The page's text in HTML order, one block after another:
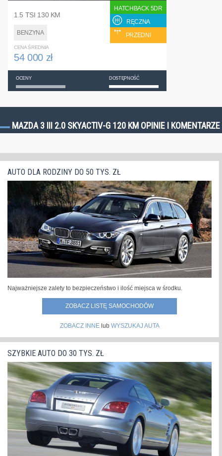
1.5 TSI 130 KM
BENZYNA
HATCHBACK 5DR
RĘCZNA
PRZEDNI
CENA ŚREDNIA
54 000 zł
OCENY DOSTĘPNOŚĆ
MAZDA 3 III 2.0 SKYACTIV-G 120 KM OPINIE I KOMENTARZE
AUTO DLA RODZINY DO 50 TYS. ZŁ
Najważniejsze zalety to bezpieczeństwo i ilość miejsca w środku.
ZOBACZ LISTĘ SAMOCHODÓW
ZOBACZ INNElub WYSZUKAJ AUTA
SZYBKIE AUTO DO 30 TYS. ZŁ